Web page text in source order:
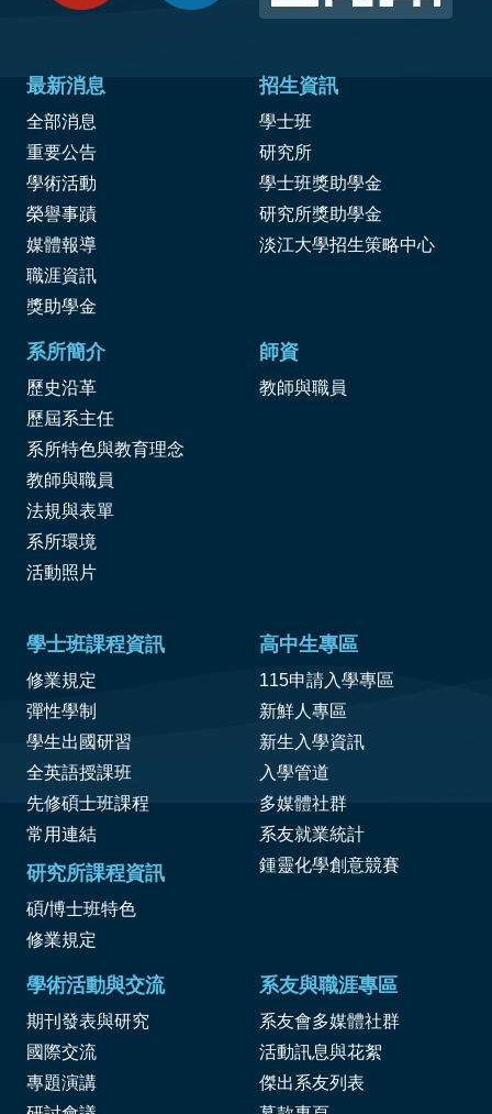
最新消息
全部消息
重要公告
學術活動
榮譽事蹟
媒體報導
職涯資訊
獎助學金
招生資訊
學士班
研究所
學士班獎助學金
研究所獎助學金
淡江大學招生策略中心
系所簡介
歷史沿革
歷屆系主任
系所特色與教育理念
教師與職員
法規與表單
系所環境
活動照片
師資
教師與職員
學士班課程資訊
修業規定
彈性學制
學生出國研習
全英語授課班
先修碩士班課程
常用連結
研究所課程資訊
碩/博士班特色
修業規定
高中生專區
115申請入學專區
新鮮人專區
新生入學資訊
入學管道
多媒體社群
系友就業統計
鍾靈化學創意競賽
學術活動與交流
期刊發表與研究
國際交流
專題演講
系友與職涯專區
系友會多媒體社群
活動訊息與花絮
傑出系友列表